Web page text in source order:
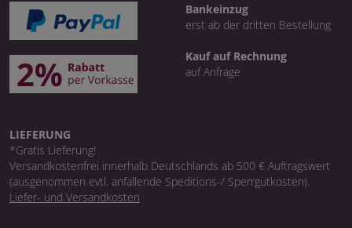
Bankeinzug
erst ab der dritten Bestellung
Kauf auf Rechnung
auf Anfrage
LIEFERUNG
*Gratis Lieferung!
Versandkostenfrei innerhalb Deutschlands ab 500 € Auftragswert
(ausgenommen evtl. anfallende Speditions-/ Sperrgutkosten).
Liefer- und Versandkosten